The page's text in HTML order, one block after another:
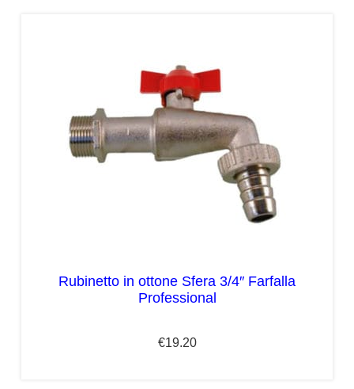
Rubinetto in ottone Sfera 3/4″ Farfalla
Professional
€19.20